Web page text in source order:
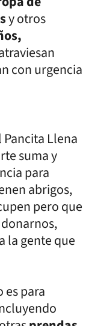
y otros
con urgencia
Llena
suma y
para
abrigos,
pero que
la gente que
es para